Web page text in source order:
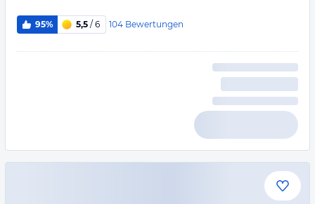
95% 5,5 / 6 104 Bewertungen